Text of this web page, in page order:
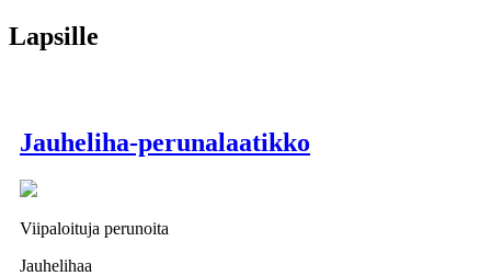
Lapsille
Jauheliha-perunalaatikko
Viipaloituja perunoita
Jauhelihaa